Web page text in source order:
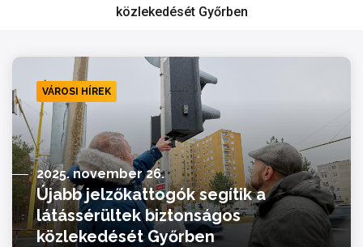
közlekedését Győrben
VÁROSI HÍREK
2025. november 26.
Újabb jelzőkattogók segítik a
látássérültek biztonságos
közlekedését Győrben